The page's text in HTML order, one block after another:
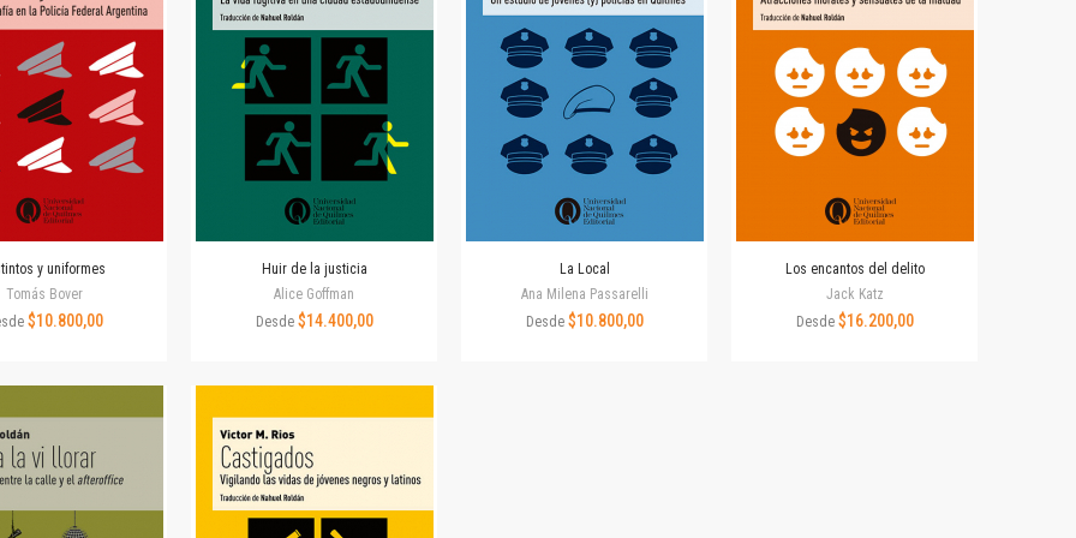
Revista de Ciencias Sociales. Segunda época
Fondo editorial
Biomedicina
Coediciones
Jornadas académicas
La ideología argentina
Otros títulos
Intersecciones
Unidad de Publicaciones del Departamento de Ciencia y Tecnología
Colecciones
y uniformes
Tomás Bover
$10.800,00
Huir de la justicia
Alice Goffman
Desde $14.400,00
La Local
Ana Milena Passarelli
Desde $10.800,00
Los encantos del delito
Jack Katz
Desde $16.200,00